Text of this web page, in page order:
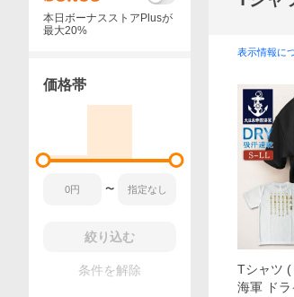
表示情報に
Tシャツ (
海軍 ド
本日ボーナスストアPlusが
最大20%
価格帯
〜
絞り込む
条件を解除